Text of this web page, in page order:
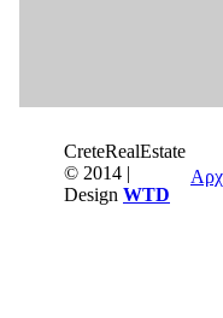
CreteRealEstate
© 2014 |
Design WTD